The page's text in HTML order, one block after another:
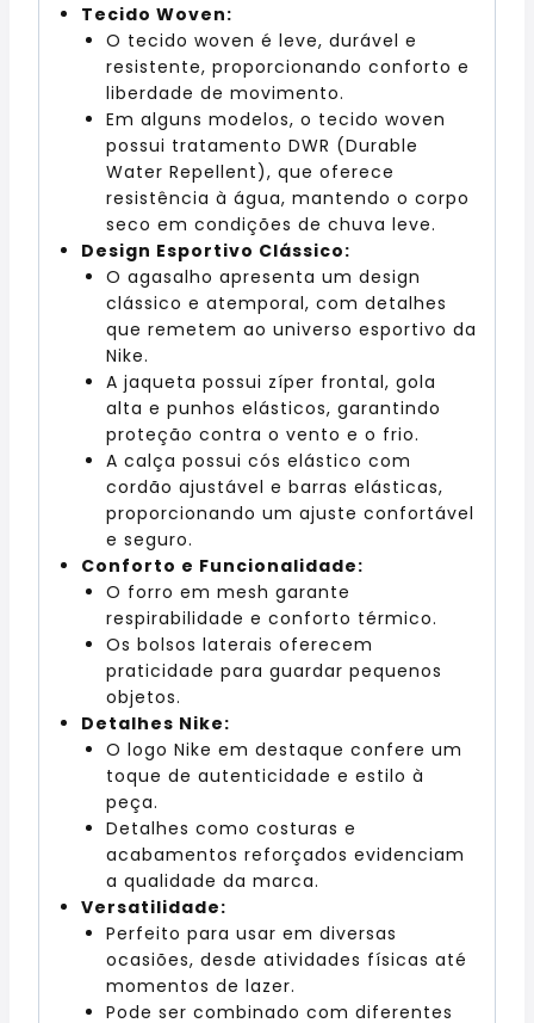
Tecido Woven:
O tecido woven é leve, durável e
resistente, proporcionando conforto e
liberdade de movimento.
Em alguns modelos, o tecido woven
possui tratamento DWR (Durable
Water Repellent), que oferece
resistência à água, mantendo o corpo
seco em condições de chuva leve.
Design Esportivo Clássico:
O agasalho apresenta um design
clássico e atemporal, com detalhes
que remetem ao universo esportivo da
Nike.
A jaqueta possui zíper frontal, gola
alta e punhos elásticos, garantindo
proteção contra o vento e o frio.
A calça possui cós elástico com
cordão ajustável e barras elásticas,
proporcionando um ajuste confortável
e seguro.
Conforto e Funcionalidade:
O forro em mesh garante
respirabilidade e conforto térmico.
Os bolsos laterais oferecem
praticidade para guardar pequenos
objetos.
Detalhes Nike:
O logo Nike em destaque confere um
toque de autenticidade e estilo à
peça.
Detalhes como costuras e
acabamentos reforçados evidenciam
a qualidade da marca.
Versatilidade:
Perfeito para usar em diversas
ocasiões, desde atividades físicas até
momentos de lazer.
Pode ser combinado com diferentes